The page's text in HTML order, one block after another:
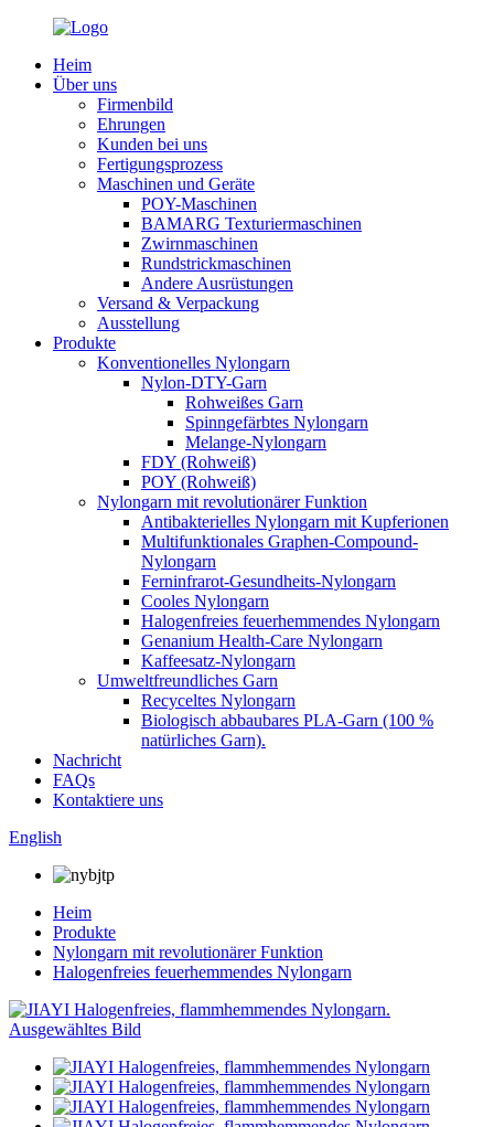
Heim
Über uns
Firmenbild
Ehrungen
Kunden bei uns
Fertigungsprozess
Maschinen und Geräte
POY-Maschinen
BAMARG Texturiermaschinen
Zwirnmaschinen
Rundstrickmaschinen
Andere Ausrüstungen
Versand & Verpackung
Ausstellung
Produkte
Konventionelles Nylongarn
Nylon-DTY-Garn
Rohweißes Garn
Spinngefärbtes Nylongarn
Melange-Nylongarn
FDY (Rohweiß)
POY (Rohweiß)
Nylongarn mit revolutionärer Funktion
Antibakterielles Nylongarn mit Kupferionen
Multifunktionales Graphen-Compound-
Nylongarn
Ferninfrarot-Gesundheits-Nylongarn
Cooles Nylongarn
Halogenfreies feuerhemmendes Nylongarn
Genanium Health-Care Nylongarn
Kaffeesatz-Nylongarn
Umweltfreundliches Garn
Recyceltes Nylongarn
Biologisch abbaubares PLA-Garn (100 %
natürliches Garn).
Nachricht
FAQs
Kontaktiere uns
English
Heim
Produkte
Nylongarn mit revolutionärer Funktion
Halogenfreies feuerhemmendes Nylongarn